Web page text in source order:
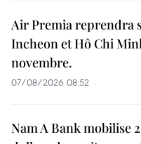
Air Premia reprendra
Incheon et Hô Chi
novembre.
07/08/2026 08:52
Nam A Bank mobilise